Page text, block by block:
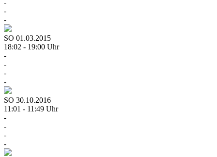
-
-
-
SO 01.03.2015
18:02 - 19:00 Uhr
-
-
-
-
SO 30.10.2016
11:01 - 11:49 Uhr
-
-
-
-